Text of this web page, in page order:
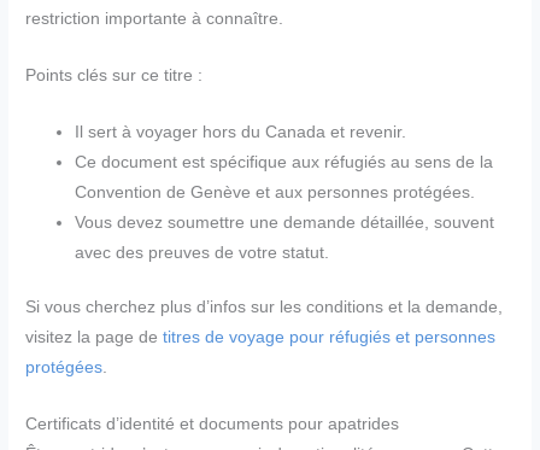
restriction importante à connaître.
Points clés sur ce titre :
Il sert à voyager hors du Canada et revenir.
Ce document est spécifique aux réfugiés au sens de la
Convention de Genève et aux personnes protégées.
Vous devez soumettre une demande détaillée, souvent
avec des preuves de votre statut.
Si vous cherchez plus d’infos sur les conditions et la demande,
visitez la page detitres de voyage pour réfugiés et personnes
protégées.
Certificats d’identité et documents pour apatrides